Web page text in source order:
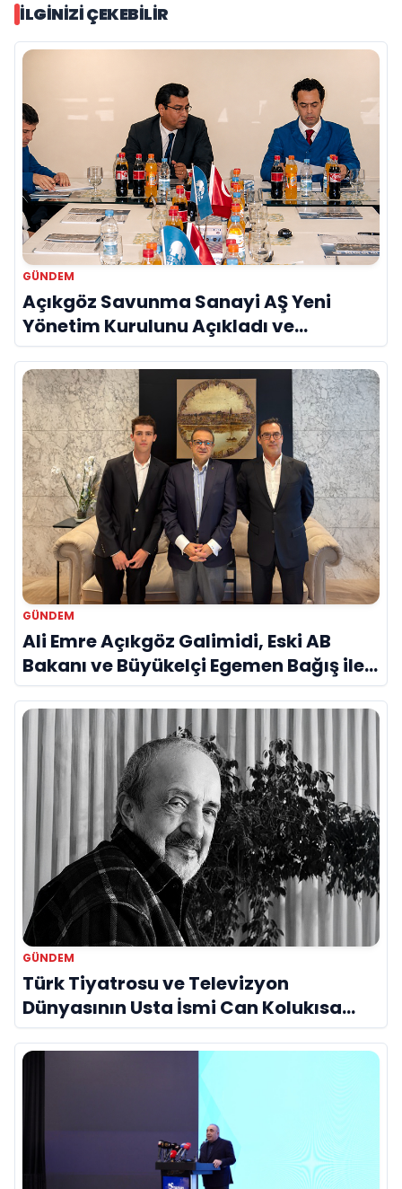
İLGINIZI ÇEKEBILIR
GÜNDEM
Açıkgöz Savunma Sanayi AŞ Yeni
Yönetim Kurulunu Açıkladı ve
Savunma Sanayinde Küresel Vizyon
Vurgusu
GÜNDEM
Ali Emre Açıkgöz Galimidi, Eski AB
Bakanı ve Büyükelçi Egemen Bağış ile
Bir Araya Geldi
GÜNDEM
Türk Tiyatrosu ve Televizyon
Dünyasının Usta İsmi Can Kolukısa
Hayatını Kaybetti